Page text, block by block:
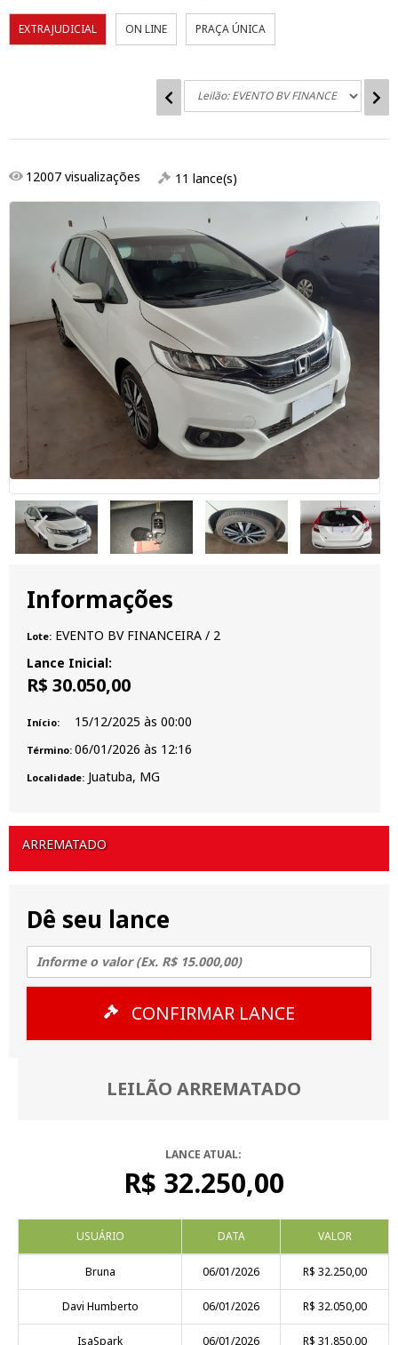
EXTRAJUDICIAL ON LINE PRAÇA ÚNICA
12007 visualizações 11 lance(s)
Informações
Lote: EVENTO BV FINANCEIRA / 2
Lance Inicial:
R$ 30.050,00
Início: 15/12/2025 às 00:00
Término: 06/01/2026 às 12:16
Localidade: Juatuba, MG
ARREMATADO
Dê seu lance
CONFIRMAR LANCE
LEILÃO ARREMATADO
LANCE ATUAL:
R$ 32.250,00
USUÁRIO DATA VALOR
Bruna 06/01/2026 R$ 32.250,00
Davi Humberto 06/01/2026 R$ 32.050,00
IsaSpark 06/01/2026 R$ 31.850,00